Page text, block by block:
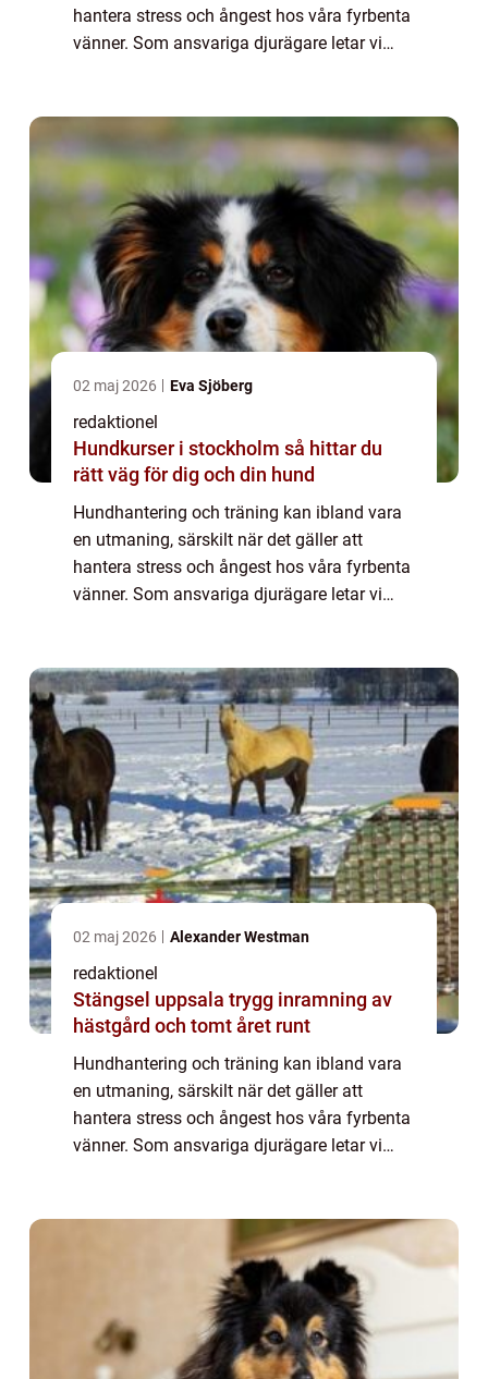
hantera stress och ångest hos våra fyrbenta
vänner. Som ansvariga djurägare letar vi
02 maj 2026 Eva Sjöberg
redaktionel
Hundkurser i stockholm så hittar du
rätt väg för dig och din hund
Hundhantering och träning kan ibland vara
en utmaning, särskilt när det gäller att
hantera stress och ångest hos våra fyrbenta
vänner. Som ansvariga djurägare letar vi
02 maj 2026 Alexander Westman
redaktionel
Stängsel uppsala trygg inramning av
hästgård och tomt året runt
Hundhantering och träning kan ibland vara
en utmaning, särskilt när det gäller att
hantera stress och ångest hos våra fyrbenta
vänner. Som ansvariga djurägare letar vi